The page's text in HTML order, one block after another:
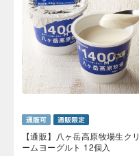
【通販】八ヶ岳高原牧場生クリ
ームヨーグルト 12個入